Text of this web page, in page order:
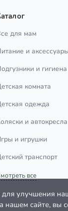
для мам
и
и гигиена
комната
одежда
и автокресла
и игрушки
транспорт
все
улучшения
нашем сайте, вы